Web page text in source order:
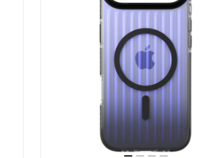
Товар под заказ